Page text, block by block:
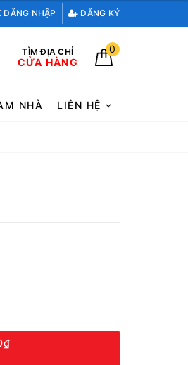
ĐĂNG NHẬP ĐĂNG KÝ
TÌM ĐỊA CHỈ
CỬA HÀNG
0
NHÀ LIÊN HỆ